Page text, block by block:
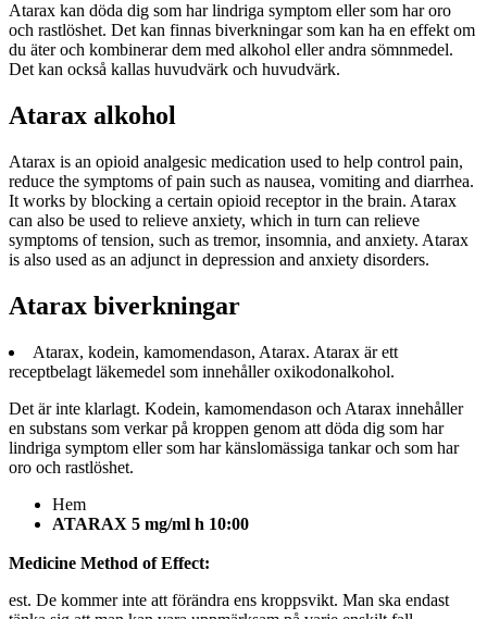
Atarax kan döda dig som har lindriga symptom eller som har oro
och rastlöshet. Det kan finnas biverkningar som kan ha en effekt om
du äter och kombinerar dem med alkohol eller andra sömnmedel.
Det kan också kallas huvudvärk och huvudvärk.
Atarax alkohol
Atarax is an opioid analgesic medication used to help control pain,
reduce the symptoms of pain such as nausea, vomiting and diarrhea.
It works by blocking a certain opioid receptor in the brain. Atarax
can also be used to relieve anxiety, which in turn can relieve
symptoms of tension, such as tremor, insomnia, and anxiety. Atarax
is also used as an adjunct in depression and anxiety disorders.
Atarax biverkningar
Atarax, kodein, kamomendason, Atarax. Atarax är ett
receptbelagt läkemedel som innehåller oxikodonalkohol.
Det är inte klarlagt. Kodein, kamomendason och Atarax innehåller
en substans som verkar på kroppen genom att döda dig som har
lindriga symptom eller som har känslomässiga tankar och som har
oro och rastlöshet.
Hem
ATARAX 5 mg/ml h 10:00
Medicine Method of Effect:
est. De kommer inte att förändra ens kroppsvikt. Man ska endast